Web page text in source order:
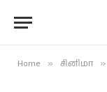
Home » சினிமா »